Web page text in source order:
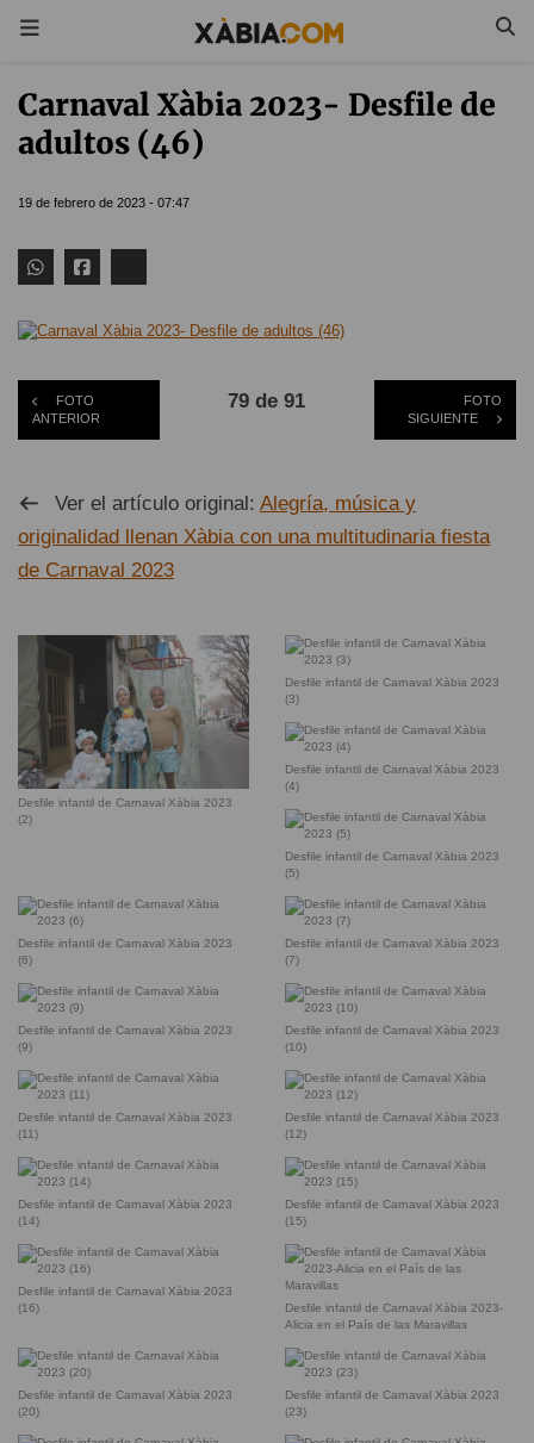
Carnaval Xàbia 2023- Desfile de
adultos (46)
19 de febrero de 2023 - 07:47
FOTO
ANTERIOR
79 de 91
FOTO
SIGUIENTE
Ver el artículo original: Alegría, música y
originalidad llenan Xàbia con una multitudinaria fiesta
de Carnaval 2023
Desfile infantil de Carnaval Xàbia 2023
(2)
Desfile infantil de Carnaval Xàbia 2023
(3)
Desfile infantil de Carnaval Xàbia 2023
(4)
Desfile infantil de Carnaval Xàbia 2023
(5)
Desfile infantil de Carnaval Xàbia 2023
(6)
Desfile infantil de Carnaval Xàbia 2023
(7)
Desfile infantil de Carnaval Xàbia 2023
(9)
Desfile infantil de Carnaval Xàbia 2023
(10)
Desfile infantil de Carnaval Xàbia 2023
(11)
Desfile infantil de Carnaval Xàbia 2023
(12)
Desfile infantil de Carnaval Xàbia 2023
(14)
Desfile infantil de Carnaval Xàbia 2023
(15)
Desfile infantil de Carnaval Xàbia 2023
(16)
Desfile infantil de Carnaval Xàbia 2023-
Alicia en el País de las Maravillas
Desfile infantil de Carnaval Xàbia 2023
(20)
Desfile infantil de Carnaval Xàbia 2023
(23)